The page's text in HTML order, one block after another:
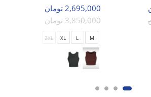
2,695,000 تومان
3,850,000 تومان
M
L
XL
2XL